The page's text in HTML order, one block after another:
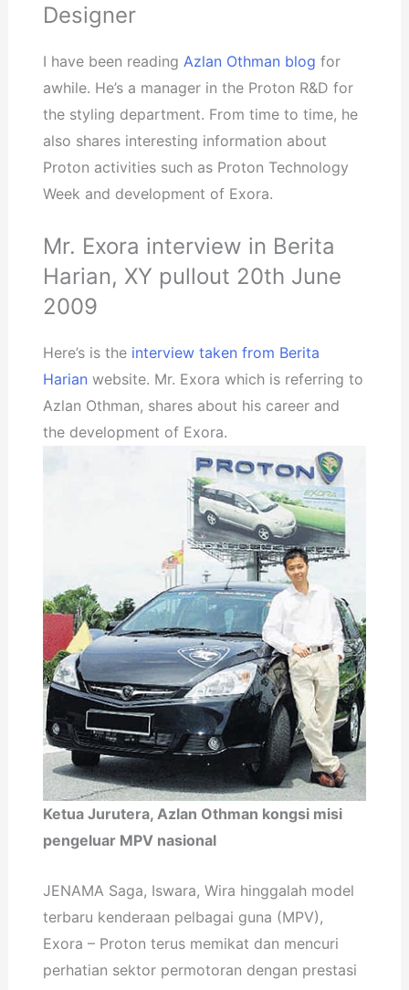
Designer
I have been readingAzlan Othman blog for
awhile. He’s a manager in the Proton R&D for
the styling department. From time to time, he
also shares interesting information about
Proton activities such as Proton Technology
Week and development of Exora.
Mr. Exora interview in Berita
Harian, XY pullout 20th June
2009
Here’s is the interview taken from Berita
Harian website. Mr. Exora which is referring to
Azlan Othman, shares about his career and
the development of Exora.
Ketua Jurutera, Azlan Othman kongsi misi
pengeluar MPV nasional
JENAMA Saga, Iswara, Wira hinggalah model
terbaru kenderaan pelbagai guna (MPV),
Exora – Proton terus memikat dan mencuri
perhatian sektor permotoran dengan prestasi